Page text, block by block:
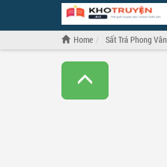
Home Sất Trá Phong Vân